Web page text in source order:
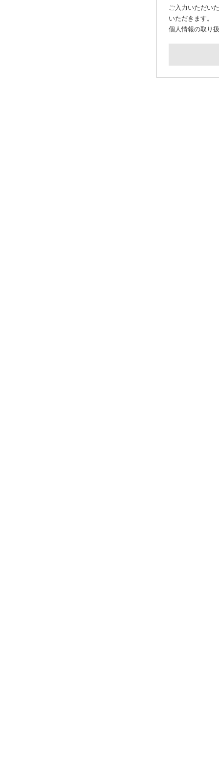
ご入力いただい
いただきます。
個人情報の取り